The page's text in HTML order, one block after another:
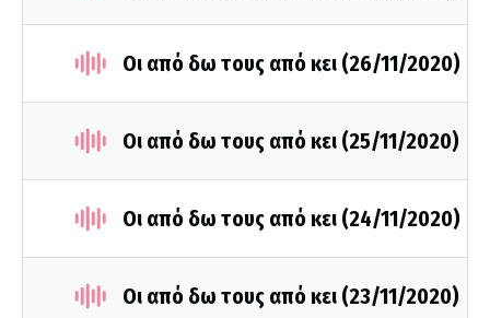
Οι από δω τους από κει (26/11/2020)
Οι από δω τους από κει (25/11/2020)
Οι από δω τους από κει (24/11/2020)
Οι από δω τους από κει (23/11/2020)